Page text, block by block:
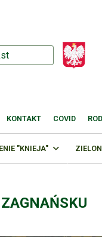
KONTAKT COVID
"KNIEJA"